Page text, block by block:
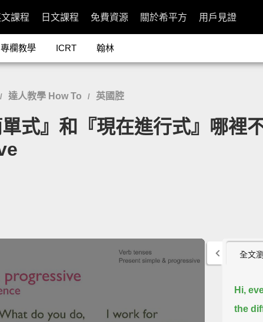
課程 日文課程 免費資源 關於希平方 用戶見證
專欄教學 ICRT 翰林
達人教學 How To / 英國腔
式』和『現在進行式』哪裡
全文
Hi,
the